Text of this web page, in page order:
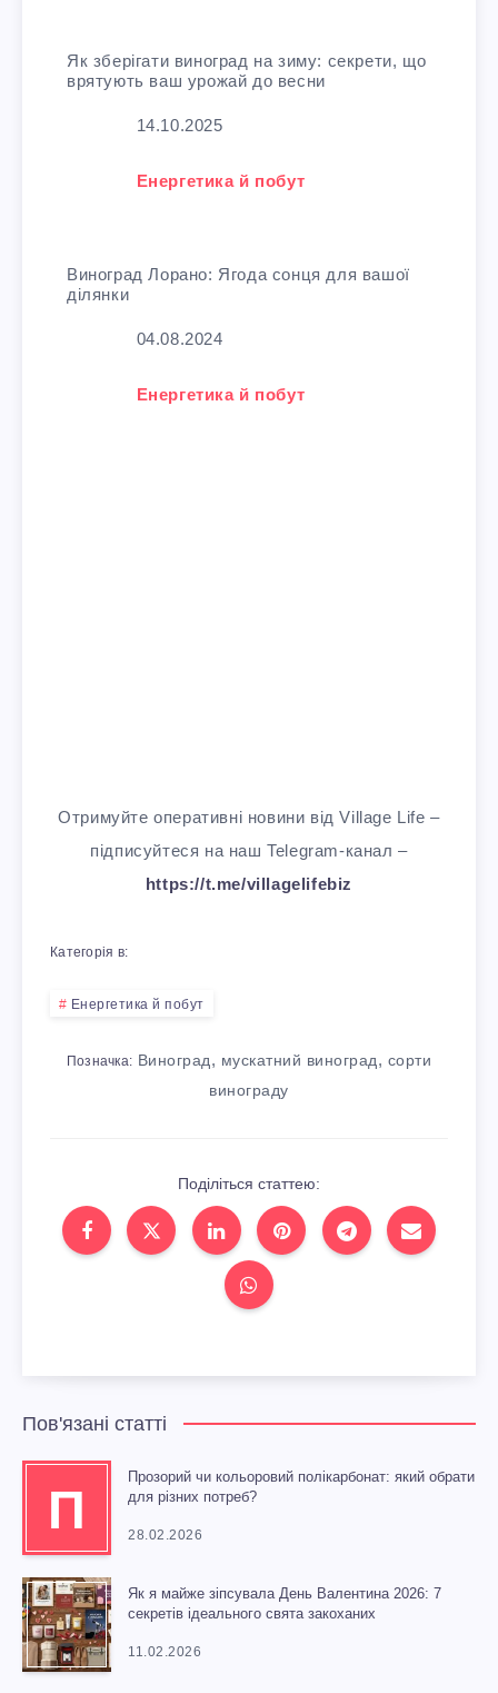
Як зберігати виноград на зиму: секрети, що
врятують ваш урожай до весни
14.10.2025
У зв'язку з тим, що
Енергетика й побут
Виноград Лорано: Ягода сонця для вашої
ділянки
04.08.2024
У зв'язку з тим, що
Енергетика й побут
Отримуйте оперативні новини від Village Life –
підписуйтеся на наш Telegram-канал –
https://t.me/villagelifebiz
Категорія в:
Енергетика й побут
Позначка: Виноград, мускатний виноград, сорти
винограду
Поділіться статтею:
Пов'язані статті
П
Прозорий чи кольоровий полікарбонат: який обрати
для різних потреб?
28.02.2026
Як я майже зіпсувала День Валентина 2026: 7
секретів ідеального свята закоханих
11.02.2026